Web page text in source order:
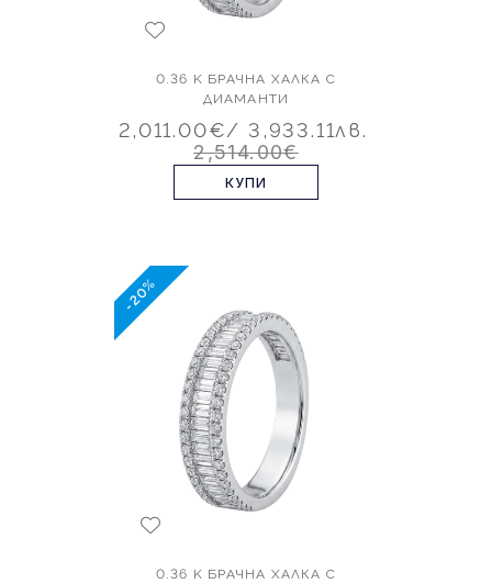
0.36 K БРАЧНА ХАЛКА С
ДИАМАНТИ
2,011.00€/ 3,933.11лв.
2,514.00€
КУПИ
-20%
0.36 K БРАЧНА ХАЛКА С